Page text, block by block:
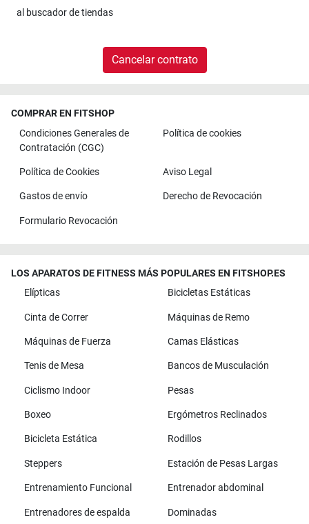
al buscador de tiendas
Cancelar contrato
COMPRAR EN FITSHOP
Condiciones Generales de
Contratación (CGC)
Política de cookies
Política de Cookies Aviso Legal
Gastos de envío Derecho de Revocación
Formulario Revocación
LOS APARATOS DE FITNESS MÁS POPULARES EN FITSHOP.ES
Elípticas
Bicicletas Estáticas
Cinta de Correr Máquinas de Remo
Máquinas de Fuerza Camas Elásticas
Tenis de Mesa Bancos de Musculación
Ciclismo Indoor Pesas
Boxeo Ergómetros Reclinados
Bicicleta Estática Rodillos
Steppers Estación de Pesas Largas
Entrenamiento Funcional Entrenador abdominal
Entrenadores de espalda Dominadas